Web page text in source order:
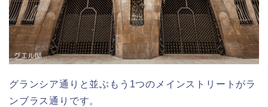
グランシア通りと並ぶもう1つのメインストリートがラ
ンブラス通りです。